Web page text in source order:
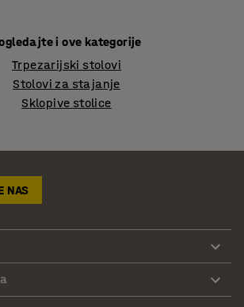
i ove kategorije
Trpezarijski stolovi
Stolovi za stajanje
Sklopive stolice
NAS